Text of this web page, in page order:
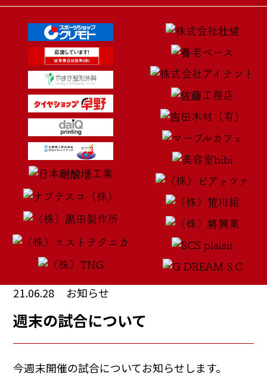
21.06.28 お知らせ
週末の試合について
今週末開催の試合についてお知らせします。